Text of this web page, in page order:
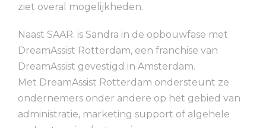
ziet overal mogelijkheden.
Naast SAAR. is Sandra in de opbouwfase met
DreamAssist Rotterdam, een franchise van
DreamAssist gevestigd in Amsterdam.
Met DreamAssist Rotterdam ondersteunt ze
ondernemers onder andere op het gebied van
administratie, marketing support of algehele